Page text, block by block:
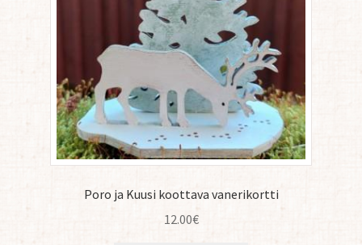
Poro ja Kuusi koottava vanerikortti
12.00€